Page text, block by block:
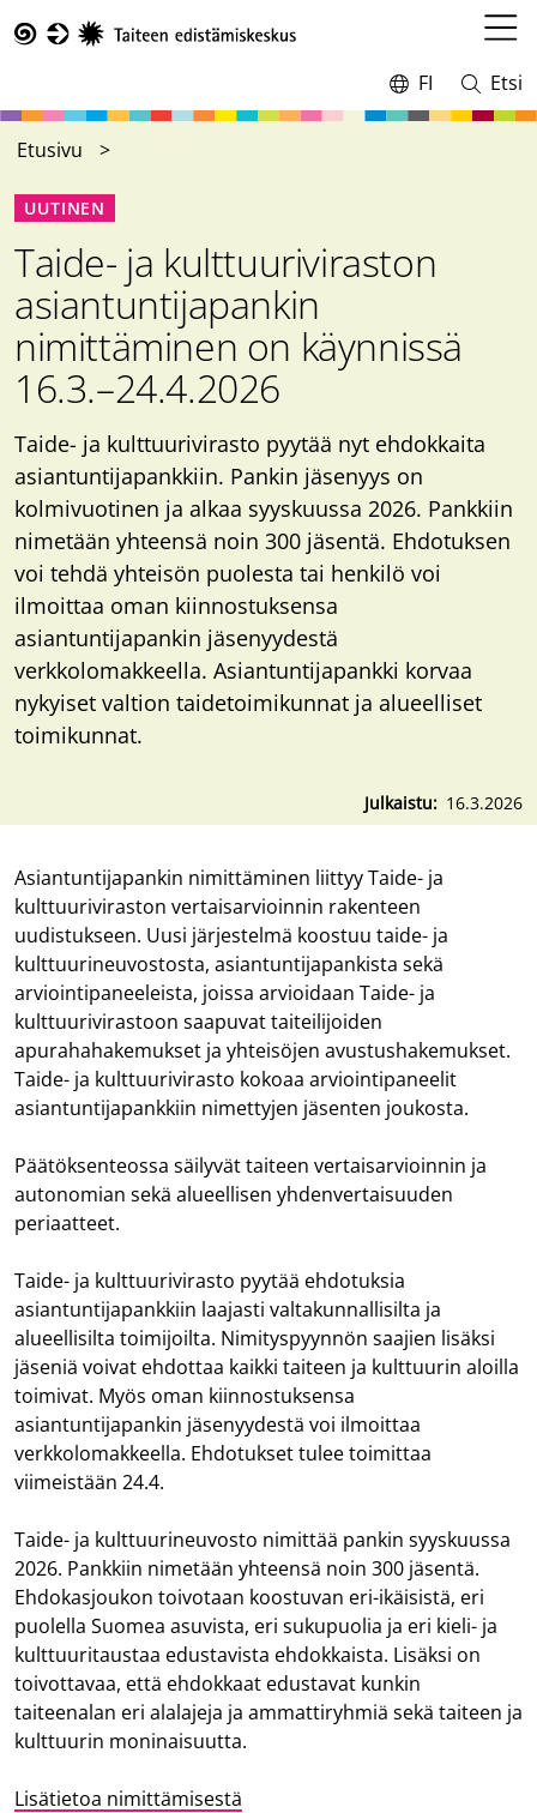
pääsisältöön
valikko
Vaihda
kieltä,
FI
Avaa
ja
Etsi
Etusivu
UUTINEN
Taide- ja kulttuuriviraston
asiantuntijapankin
nimittäminen on käynnissä
16.3.–24.4.2026
Taide- ja kulttuurivirasto pyytää nyt ehdokkaita
asiantuntijapankkiin. Pankin jäsenyys on
kolmivuotinen ja alkaa syyskuussa 2026. Pankkiin
nimetään yhteensä noin 300 jäsentä. Ehdotuksen
voi tehdä yhteisön puolesta tai henkilö voi
ilmoittaa oman kiinnostuksensa
asiantuntijapankin jäsenyydestä
verkkolomakkeella. Asiantuntijapankki korvaa
nykyiset valtion taidetoimikunnat ja alueelliset
toimikunnat.
Julkaistu 16.3.2026
Asiantuntijapankin nimittäminen liittyy Taide- ja
kulttuuriviraston vertaisarvioinnin rakenteen
uudistukseen. Uusi järjestelmä koostuu taide- ja
kulttuurineuvostosta, asiantuntijapankista sekä
arviointipaneeleista, joissa arvioidaan Taide- ja
kulttuurivirastoon saapuvat taiteilijoiden
apurahahakemukset ja yhteisöjen avustushakemukset.
Taide- ja kulttuurivirasto kokoaa arviointipaneelit
asiantuntijapankkiin nimettyjen jäsenten joukosta.
Päätöksenteossa säilyvät taiteen vertaisarvioinnin ja
autonomian sekä alueellisen yhdenvertaisuuden
periaatteet.
Taide- ja kulttuurivirasto pyytää ehdotuksia
asiantuntijapankkiin laajasti valtakunnallisilta ja
alueellisilta toimijoilta. Nimityspyynnön saajien lisäksi
jäseniä voivat ehdottaa kaikki taiteen ja kulttuurin aloilla
toimivat. Myös oman kiinnostuksensa
asiantuntijapankin jäsenyydestä voi ilmoittaa
verkkolomakkeella. Ehdotukset tulee toimittaa
viimeistään 24.4.
Taide- ja kulttuurineuvosto nimittää pankin syyskuussa
2026. Pankkiin nimetään yhteensä noin 300 jäsentä.
Ehdokasjoukon toivotaan koostuvan eri-ikäisistä, eri
puolella Suomea asuvista, eri sukupuolia ja eri kieli- ja
kulttuuritaustaa edustavista ehdokkaista. Lisäksi on
toivottavaa, että ehdokkaat edustavat kunkin
taiteenalan eri alalajeja ja ammattiryhmiä sekä taiteen ja
kulttuurin moninaisuutta.
Lisätietoa nimittämisestä